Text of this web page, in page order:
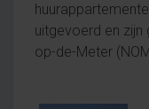
uitgevoerd en zijn
op-de-Meter